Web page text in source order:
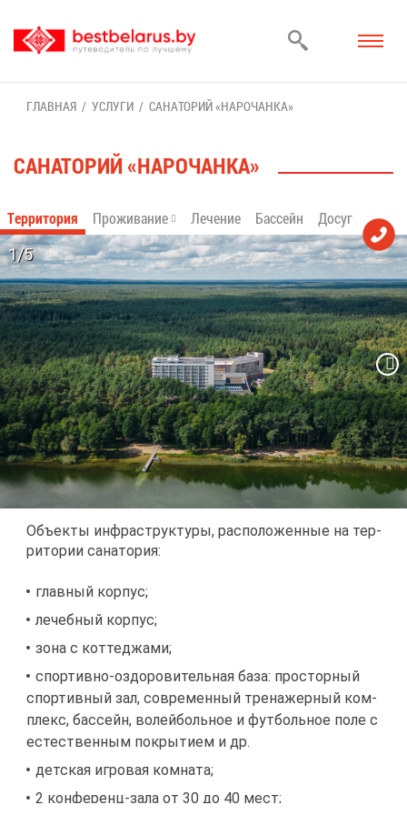
ГЛАВ­НАЯ УСЛУ­ГИ СА­НА­ТО­РИЙ «НА­РО­ЧАН­КА»
СА­НА­ТО­РИЙ «НА­РО­ЧАН­КА»
Тер­ри­то­рия Про­жи­ва­ние Ле­че­ние Бас­сейн До­суг
Объ­ек­ты ин­фра­струк­ту­ры, рас­по­ло­жен­ные на тер­
ри­то­рии са­на­то­рия:
глав­ный кор­пус;
ле­чеб­ный кор­пус;
зо­на с кот­те­джа­ми;
спор­тив­но-оздо­ро­ви­тель­ная ба­за: про­стор­ный
спор­тив­ный зал, со­вре­мен­ный тре­на­жер­ный ком­
плекс, бас­сейн, во­лей­боль­ное и фут­боль­ное по­ле с
есте­ствен­ным по­кры­ти­ем и др.
дет­ская иг­ро­вая ком­на­та;
2 кон­фе­ренц-за­ла от 30 до 40 мест;
1/5